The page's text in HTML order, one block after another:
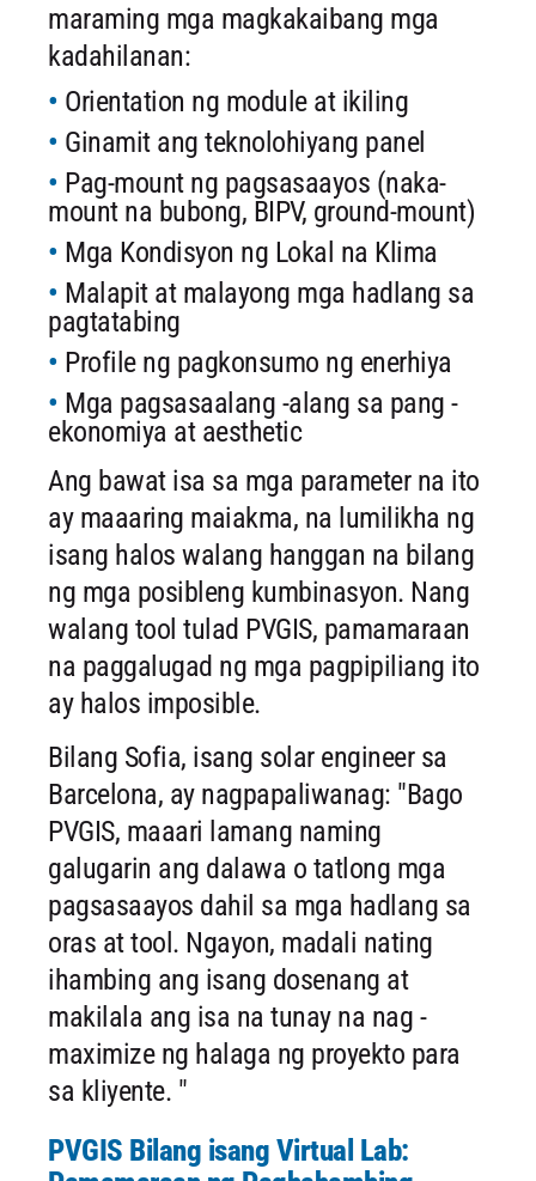
maraming mga magkakaibang mga
kadahilanan:
Orientation ng module at ikiling
Ginamit ang teknolohiyang panel
Pag-mount ng pagsasaayos (naka-
mount na bubong, BIPV, ground-mount)
Mga Kondisyon ng Lokal na Klima
Malapit at malayong mga hadlang sa
pagtatabing
Profile ng pagkonsumo ng enerhiya
Mga pagsasaalang -alang sa pang -
ekonomiya at aesthetic
Ang bawat isa sa mga parameter na ito
ay maaaring maiakma, na lumilikha ng
isang halos walang hanggan na bilang
ng mga posibleng kumbinasyon. Nang
walang tool tulad PVGIS, pamamaraan
na paggalugad ng mga pagpipiliang ito
ay halos imposible.
Bilang Sofia, isang solar engineer sa
Barcelona, ​​ay nagpapaliwanag: "Bago
PVGIS, maaari lamang naming
galugarin ang dalawa o tatlong mga
pagsasaayos dahil sa mga hadlang sa
oras at tool. Ngayon, madali nating
ihambing ang isang dosenang at
makilala ang isa na tunay na nag -
maximize ng halaga ng proyekto para
sa kliyente. "
PVGIS Bilang isang Virtual Lab: